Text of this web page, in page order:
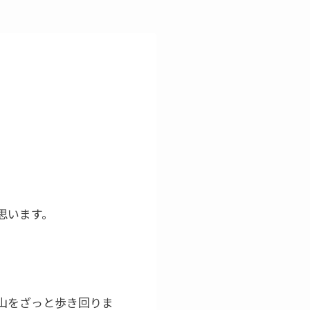
ます。
をざっと歩き回りま